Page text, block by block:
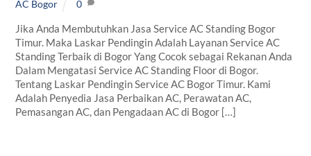
AC Bogor
0
Jika Anda Membutuhkan Jasa Service AC Standing Bogor
Timur. Maka Laskar Pendingin Adalah Layanan Service AC
Standing Terbaik di Bogor Yang Cocok sebagai Rekanan Anda
Dalam Mengatasi Service AC Standing Floor di Bogor.
Tentang Laskar Pendingin Service AC Bogor Timur. Kami
Adalah Penyedia Jasa Perbaikan AC, Perawatan AC,
Pemasangan AC, dan Pengadaan AC di Bogor […]